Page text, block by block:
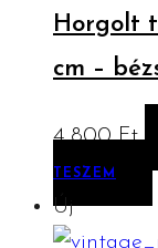
Horgolt
cm –
4 800Ft
TESZEM
Új